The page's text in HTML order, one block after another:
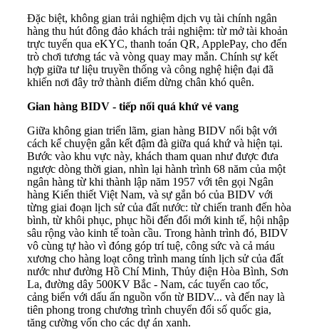
Đặc biệt, không gian trải nghiệm dịch vụ tài chính ngân
hàng thu hút đông đảo khách trải nghiệm: từ mở tài khoản
trực tuyến qua eKYC, thanh toán QR, ApplePay, cho đến
trò chơi tương tác và vòng quay may mắn. Chính sự kết
hợp giữa tư liệu truyền thống và công nghệ hiện đại đã
khiến nơi đây trở thành điểm dừng chân khó quên.
Gian hàng BIDV - tiếp nối quá khứ vẻ vang
Giữa không gian triển lãm, gian hàng BIDV nổi bật với
cách kể chuyện gắn kết đậm đà giữa quá khứ và hiện tại.
Bước vào khu vực này, khách tham quan như được đưa
ngược dòng thời gian, nhìn lại hành trình 68 năm của một
ngân hàng từ khi thành lập năm 1957 với tên gọi Ngân
hàng Kiến thiết Việt Nam, và sự gắn bó của BIDV với
từng giai đoạn lịch sử của đất nước: từ chiến tranh đến hòa
bình, từ khôi phục, phục hồi đến đổi mới kinh tế, hội nhập
sâu rộng vào kinh tế toàn cầu. Trong hành trình đó, BIDV
vô cùng tự hào vì đóng góp trí tuệ, công sức và cả máu
xương cho hàng loạt công trình mang tính lịch sử của đất
nước như đường Hồ Chí Minh, Thủy điện Hòa Bình, Sơn
La, đường dây 500KV Bắc - Nam, các tuyến cao tốc,
cảng biển với dấu ấn nguồn vốn từ BIDV... và đến nay là
tiên phong trong chương trình chuyển đổi số quốc gia,
tăng cường vốn cho các dự án xanh.